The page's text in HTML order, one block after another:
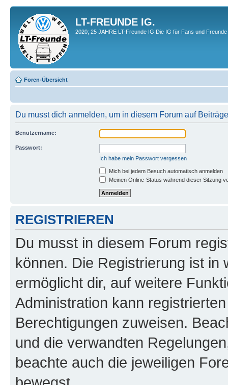
LT-FREUNDE IG.
2020; 25 JAHRE LT-Freunde IG.Die IG für Fans und
Foren-Übersicht
Du musst dich anmelden, um in diesem Forum auf
Benutzername:
Passwort:
Ich habe mein Passwort vergessen
Mich bei jedem Besuch automatisch anmelden
Meinen Online-Status während dieser Sitzung
REGISTRIEREN
Du musst in diesem Forum
können. Die Registrierung ist in
ermöglicht dir, auf weitere
Administration kann
Berechtigungen zuweisen.
und die verwandten
beachte auch die jeweiligen